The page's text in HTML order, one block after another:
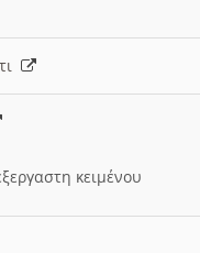
κειμένου